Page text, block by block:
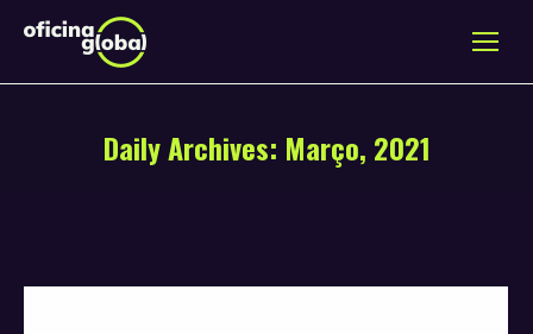
Daily Archives: Março, 2021